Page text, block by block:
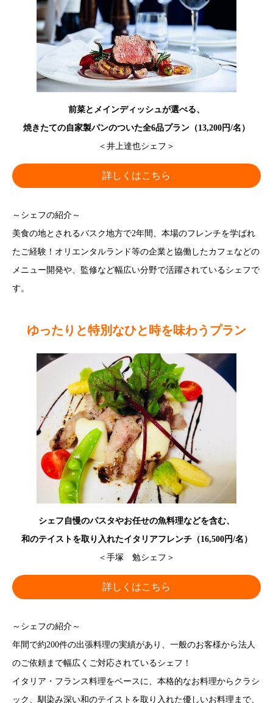
前菜とメインディッシュが選べる、
焼きたての自家製パンのついた全6品プラン（13,200円/名）
＜井上達也シェフ＞
詳しくはこちら
～シェフの紹介～
美食の地とされるバスク地方で2年間、本場のフレンチを学ばれ
たご経験！オリエンタルランド等の企業と協働したカフェなどの
メニュー開発や、監修など幅広い分野で活躍されているシェフで
す。
ゆったりと特別なひと時を味わうプラン
シェフ自慢のパスタやお任せの魚料理などを含む、
和のテイストを取り入れたイタリアフレンチ（16,500円/名）
＜手塚 勉シェフ＞
詳しくはこちら
～シェフの紹介～
年間で約200件の出張料理の実績があり、一般のお客様から法人
のご依頼まで幅広くご対応されているシェフ！
イタリア・フランス料理をベースに、本格的なお料理からクラシ
ック、馴染み深い和のテイストを取り入れた優しいお料理まで、